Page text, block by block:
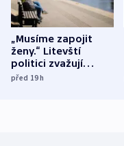
„Musíme zapojit
ženy.“ Litevští
politici zvažují
dohodu o
před 19h